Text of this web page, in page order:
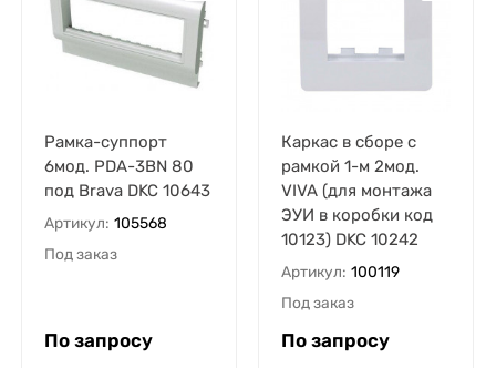
Рамка-суппорт
6мод. PDA-3BN 80
под Brava DKC 10643
Артикул: 105568
Под заказ
По запросу
Каркас в сборе с
рамкой 1-м 2мод.
VIVA (для монтажа
ЭУИ в коробки код
10123) DKC 10242
Артикул: 100119
Под заказ
По запросу